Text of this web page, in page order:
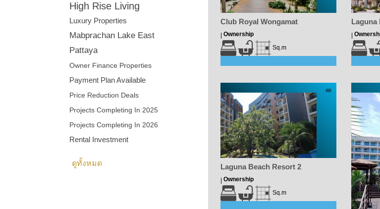
Club Royal Wongamat
| Ownership
Sq.m
Laguna
|
Laguna Beach Resort 2
Ownership
Sq.m
High Rise Living
Luxury Properties
Mabprachan Lake East
Pattaya
Owner Finance Properties
Payment Plan Available
Price Reduction Deals
Projects Completing In 2025
Projects Completing In 2026
Rental Investment
ดูทั้งหมด